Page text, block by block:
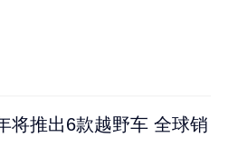
将推出6款越野车 全球销